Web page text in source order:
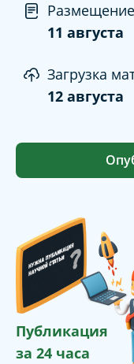
11 августа
Загрузка
12 августа
Публикация
за 24 часа